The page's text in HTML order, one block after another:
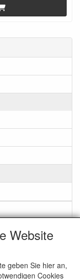
Website
geben Sie hier an,
Cookies